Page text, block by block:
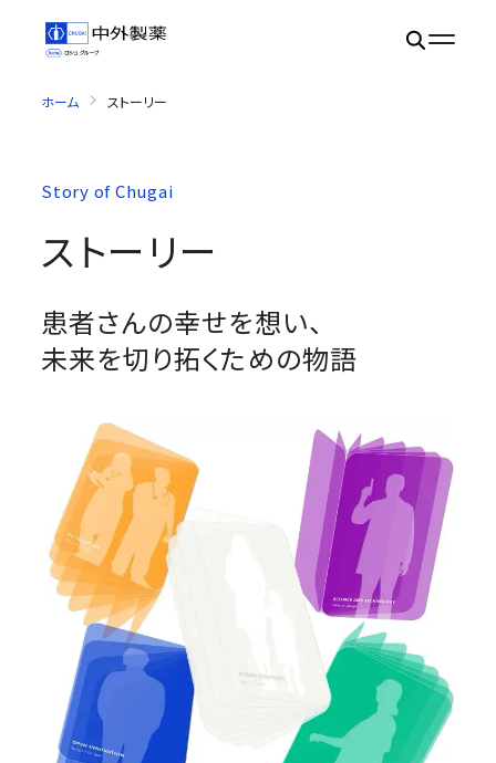
ホーム ストーリー
Story of Chugai
ストーリー
患者さんの幸せを想い、
未来を切り拓くための物語